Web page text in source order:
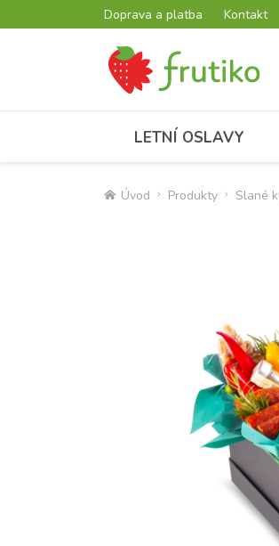
Doprava a platba Kontakt
LETNÍ OSLAVY
Úvod Produkty Slané